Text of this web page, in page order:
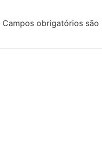
Campos obrigatórios são